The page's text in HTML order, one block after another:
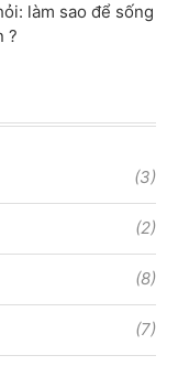
làm sao để sống
?
(3)
(2)
(8)
(7)